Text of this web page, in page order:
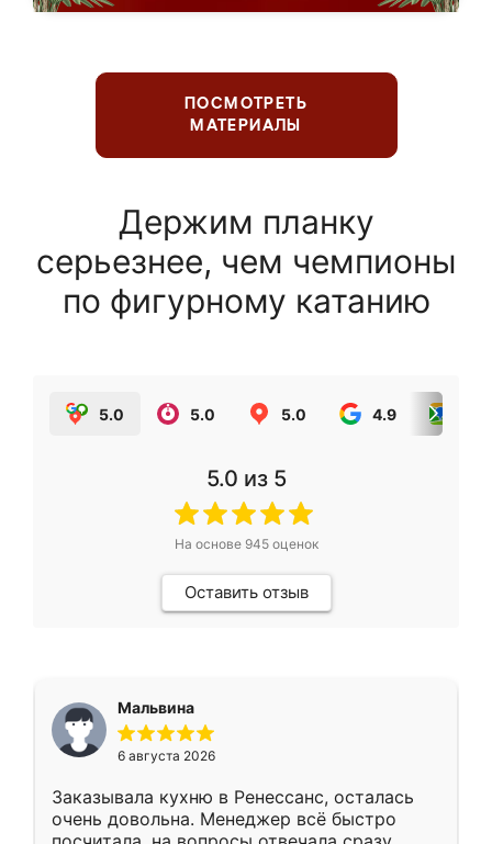
ПОСМОТРЕТЬ
МАТЕРИАЛЫ
Держим планку
серьезнее, чем чемпионы
по фигурному катанию
5.0 5.0 5.0 4.9
5.0 из 5
На основе 945оценок
Оставить отзыв
Мальвина
6 августа 2026
Заказывала кухню в Ренессанс, осталась
очень довольна. Менеджер всё быстро